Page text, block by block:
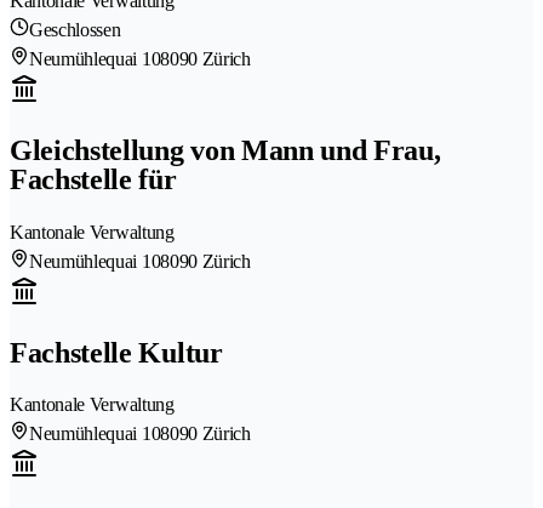
Geschlossen
Neumühlequai 108090 Zürich
Gleichstellung von Mann und Frau,
Fachstelle für
Kantonale Verwaltung
Neumühlequai 108090 Zürich
Fachstelle Kultur
Kantonale Verwaltung
Neumühlequai 108090 Zürich